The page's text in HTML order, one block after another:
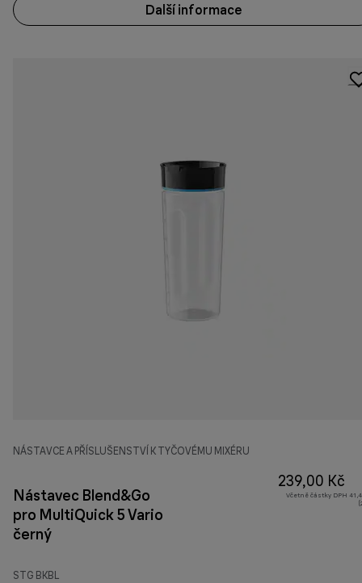
Další informace
NÁSTAVCE A PŘÍSLUŠENSTVÍ K TYČOVÉMU MIXÉRU
Nástavec Blend&Go
pro MultiQuick 5 Vario Fit
černý
STG BKBL
239,00 Kč
Včetně částky DPH